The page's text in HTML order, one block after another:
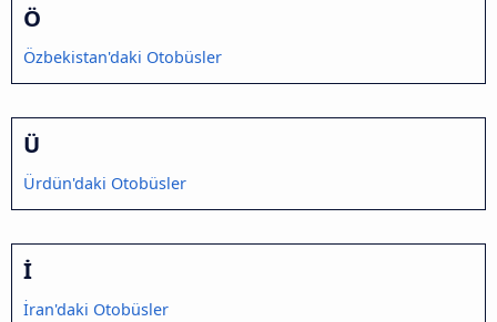
Ö
Özbekistan'daki Otobüsler
Ü
Ürdün'daki Otobüsler
İ
İran'daki Otobüsler